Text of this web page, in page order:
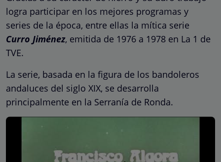
logra participar en los mejores programas y
series de la época, entre ellas la mítica serie
Curro Jiménez, emitida de 1976 a 1978 en La 1 de
TVE.
La serie, basada en la figura de los bandoleros
andaluces del siglo XIX, se desarrolla
principalmente en la Serranía de Ronda.